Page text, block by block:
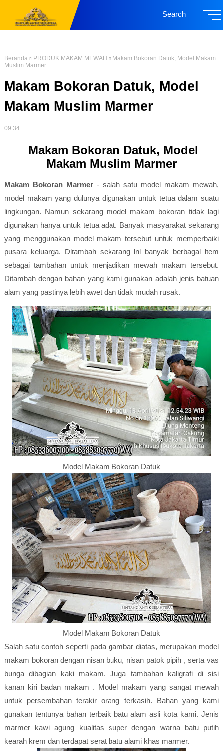
Search
Beranda PRODUK MAKAM MEWAH
Makam Bokoran Datuk, Model Makam
Muslim Marmer
Makam Bokoran Datuk, Model
Makam Muslim Marmer
09.34
Makam Bokoran Datuk, Model
Makam Muslim Marmer
Makam Bokoran Marmer- salah satu model makam mewah,
model makam yang dulunya digunakan untuk tetua dalam suatu
lingkungan. Namun sekarang model makam bokoran tidak lagi
digunakan hanya untuk tetua adat. Banyak masyarakat sekarang
yang menggunakan model makam tersebut untuk memperbaiki
pusara keluarga. Ditambah sekarang ini banyak berbagai item
sebagai tambahan untuk menjadikan mewah makam tersebut.
Ditambah dengan bahan yang kami gunakan adalah jenis batuan
alam yang pastinya lebih awet dan tidak mudah rusak.
Model Makam Bokoran Datuk
Model Makam Bokoran Datuk
Salah satu contoh seperti pada gambar diatas, merupakan model
makam bokoran dengan nisan buku, nisan patok pipih , serta vas
bunga dibagian kaki makam. Juga tambahan kaligrafi di sisi
kanan kiri badan makam . Model makam yang sangat mewah
untuk persembahan terakir orang terkasih. Bahan yang kami
gunakan tentunya bahan terbaik batu alam asli kota kami. Jenis
marmer kawi agung kualitas super dengan warna batu putih
kearah krem dan terdapat serat batu alami khas marmer.